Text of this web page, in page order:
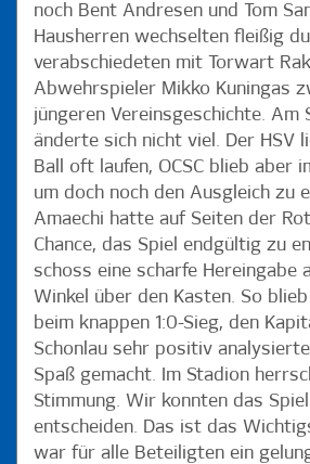
noch Bent Andresen und Tom
Hausherren wechselten fleißig
verabschiedeten mit Torwart
Abwehrspieler Mikko Kuningas
jüngeren Vereinsgeschichte. Am
änderte sich nicht viel. Der HSV
Ball oft laufen, OCSC blieb aber
um doch noch den Ausgleich zu
Amaechi hatte auf Seiten der
Chance, das Spiel endgültig zu
schoss eine scharfe Hereingabe
Winkel über den Kasten. So
beim knappen 1:0-Sieg, den
Schonlau sehr positiv
Spaß gemacht. Im Stadion
Stimmung. Wir konnten das
entscheiden. Das ist das
war für alle Beteiligten ein